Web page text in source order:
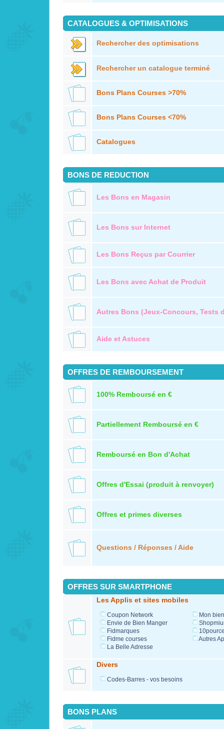
CATALOGUES & OPTIMISATIONS
Rechercher des optimisations
Rechercher un catalogue terminé
Bons Plans Courses >70%
Bons Plans Courses <70%
Catalogues
BONS DE REDUCTION
Les Bons en Magasin
Les Bons sur Internet
Les Bons Reçus par Courrier
Les Bons avec Achat de Produit
Autres Bons (Jeux-Concours, Tests
Aide et Astuces
OFFRES DE REMBOURSEMENT
100% Remboursé en €
Partiellement Remboursé en €
Remboursé en Bon d'Achat
Offres d'Essai (produit à renvoyer)
Offres et primes diverses
Questions / Réponses / Aide
OFFRES SUR SMARTPHONE
Les Applis et sites mobiles
Coupon Network
Envie de Bien Manger
Fidmarques
Fidme courses
La Belle Adresse
Mon
Autres
Divers
Codes-Barres - vos besoins
BONS PLANS